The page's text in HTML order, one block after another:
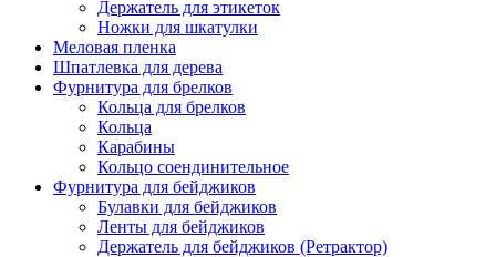
Держатель для этикеток
Ножки для шкатулки
Меловая пленка
Шпатлевка для дерева
Фурнитура для брелков
Кольца для брелков
Кольца
Карабины
Кольцо соендинительное
Фурнитура для бейджиков
Булавки для бейджиков
Ленты для бейджиков
Держатель для бейджиков (Ретрактор)